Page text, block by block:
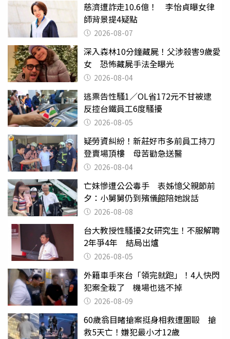
慈濟遭詐走10.6億！ 李怡貞曝女律
師背景提4疑點
2026-08-07
深入森林10分鐘藏屍！父涉殺害9歲愛
女 恐怖藏屍手法全曝光
2026-08-04
逃票告性騷1／OL省172元不甘被逮
反控台鐵員工6度騷擾
2026-08-05
疑勞資糾紛！新莊好市多前員工持刀
登賣場頂樓 母苦勸急送醫
2026-08-04
亡妹慘遭公公毒手 表姊憶父親節前
夕：小舅舅仍到殯儀館陪她說話
2026-08-08
台大教授性騷擾2女研究生！不服解聘
2年爭4年 結局出爐
2026-08-05
外籍車手來台「領完就跑」！4人快閃
犯案全栽了 機場也逃不掉
2026-08-09
60歲翁目睹搶案挺身相救遭圍毆 搶
救5天亡！嫌犯最小才12歲